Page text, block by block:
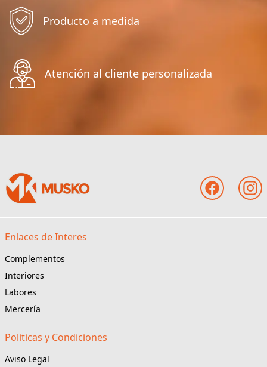
Producto a medida
Atención al cliente personalizada
Enlaces de Interes
Complementos
Interiores
Labores
Mercería
Politicas y Condiciones
Aviso Legal